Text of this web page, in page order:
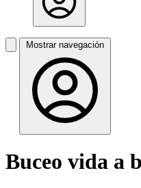
Mostrar navegación
Buceo vida a